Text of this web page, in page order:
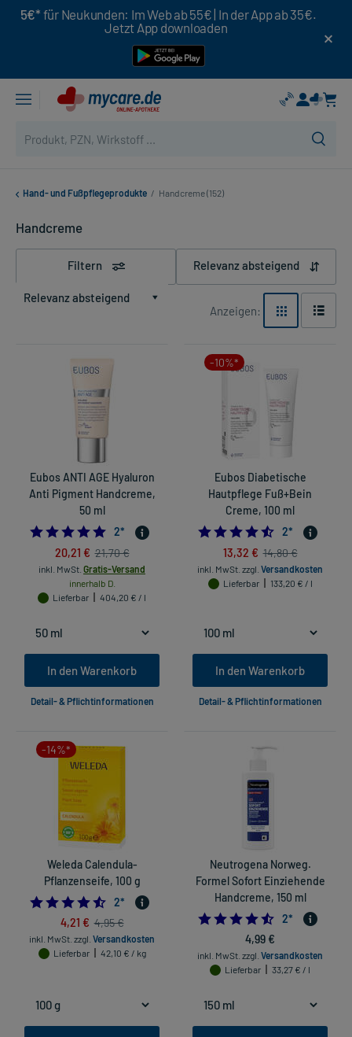
5€* für Neukunden: Im Web ab 55€ | In der App ab 35€.
Jetzt App downloaden
Hand- und Fußpflegeprodukte / Handcreme (152)
Handcreme
Filtern Relevanz absteigend
Relevanz absteigend
Anzeigen:
Eubos ANTI AGE Hyaluron
Anti Pigment Handcreme,
50 ml
5.0
2*
20,21 € 21,70 €
inkl. MwSt. Gratis-Versand
innerhalb D.
Lieferbar
404,20 € / l
In den Warenkorb
Detail- & Pflichtinformationen
-10%*
Eubos Diabetische
Hautpflege Fuß+Bein
Creme, 100 ml
4.5
2*
13,32 € 14,80 €
inkl. MwSt. zzgl. Versandkosten
Lieferbar
133,20 € / l
In den Warenkorb
Detail- & Pflichtinformationen
-14%*
Weleda Calendula-
Pflanzenseife, 100 g
4.5
2*
4,21 € 4,95 €
inkl. MwSt. zzgl. Versandkosten
Lieferbar
42,10 € / kg
Neutrogena Norweg.
Formel Sofort Einziehende
Handcreme, 150 ml
4.5
2*
4,99 €
inkl. MwSt. zzgl. Versandkosten
Lieferbar
33,27 € / l